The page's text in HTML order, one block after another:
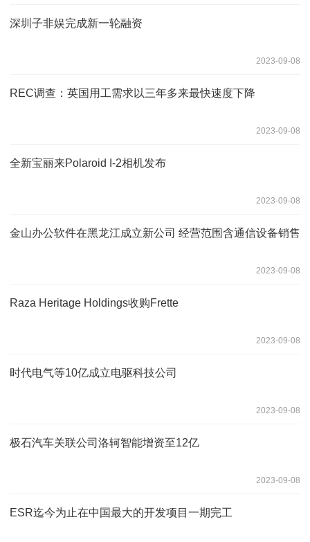
深圳子非娱完成新一轮融资
2023-09-08
REC调查：英国用工需求以三年多来最快速度下降
2023-09-08
全新宝丽来Polaroid I-2相机发布
2023-09-08
金山办公软件在黑龙江成立新公司 经营范围含通信设备销售
2023-09-08
Raza Heritage Holdings收购Frette
2023-09-08
时代电气等10亿成立电驱科技公司
2023-09-08
极石汽车关联公司洛轲智能增资至12亿
2023-09-08
ESR迄今为止在中国最大的开发项目一期完工